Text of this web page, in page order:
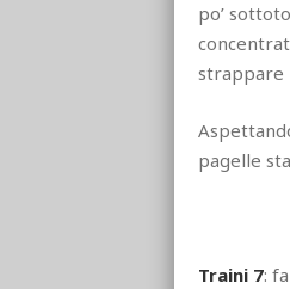
po’
strappare
pagelle
Traini 7: